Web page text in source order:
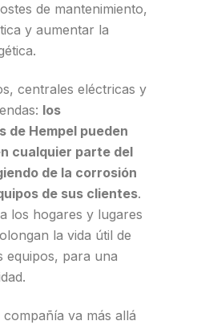
de mantenimiento,
y aumentar la
centrales eléctricas y
los
de Hempel pueden
cualquier parte del
de la corrosión
de sus clientes.
los hogares y lugares
la vida útil de
equipos, para una
va más allá